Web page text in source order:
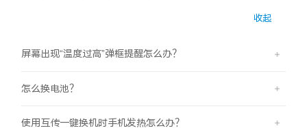
收起
屏幕出现“温度过高”弹框提醒怎么办？
怎么换电池？
使用互传一键换机时手机发热怎么办？